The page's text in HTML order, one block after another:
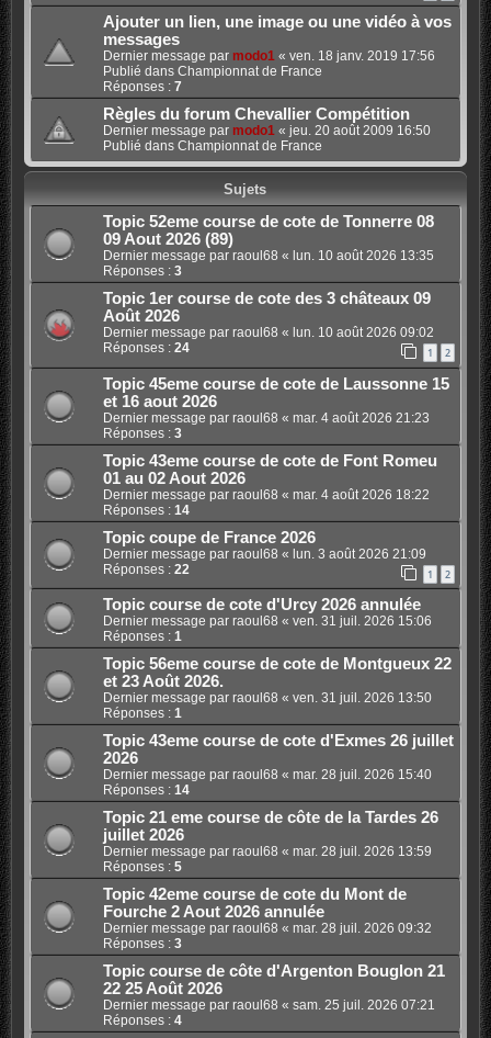
Ajouter un lien, une image ou une vidéo à vos
messages
Dernier message par modo1 « ven. 18 janv. 2019 17:56
Publié dans Championnat de France
Réponses : 7
Règles du forum Chevallier Compétition
Dernier message par modo1 « jeu. 20 août 2009 16:50
Publié dans Championnat de France
Sujets
Topic 52eme course de cote de Tonnerre 08
09 Aout 2026 (89)
Dernier message par raoul68 « lun. 10 août 2026 13:35
Réponses : 3
Topic 1er course de cote des 3 châteaux 09
Août 2026
Dernier message par raoul68 « lun. 10 août 2026 09:02
Réponses : 24 1 2
Topic 45eme course de cote de Laussonne 15
et 16 aout 2026
Dernier message par raoul68 « mar. 4 août 2026 21:23
Réponses : 3
Topic 43eme course de cote de Font Romeu
01 au 02 Aout 2026
Dernier message par raoul68 « mar. 4 août 2026 18:22
Réponses : 14
Topic coupe de France 2026
Dernier message par raoul68 « lun. 3 août 2026 21:09
Réponses : 22 1 2
Topic course de cote d'Urcy 2026 annulée
Dernier message par raoul68 « ven. 31 juil. 2026 15:06
Réponses : 1
Topic 56eme course de cote de Montgueux 22
et 23 Août 2026.
Dernier message par raoul68 « ven. 31 juil. 2026 13:50
Réponses : 1
Topic 43eme course de cote d'Exmes 26 juillet
2026
Dernier message par raoul68 « mar. 28 juil. 2026 15:40
Réponses : 14
Topic 21 eme course de côte de la Tardes 26
juillet 2026
Dernier message par raoul68 « mar. 28 juil. 2026 13:59
Réponses : 5
Topic 42eme course de cote du Mont de
Fourche 2 Aout 2026 annulée
Dernier message par raoul68 « mar. 28 juil. 2026 09:32
Réponses : 3
Topic course de côte d'Argenton Bouglon 21
22 25 Août 2026
Dernier message par raoul68 « sam. 25 juil. 2026 07:21
Réponses : 4